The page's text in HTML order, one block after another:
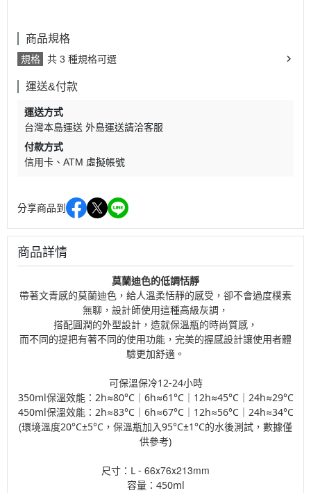
商品規格
規格 共 3 種規格可選
運送&付款
運送方式
台灣本島運送 外島運送請洽客服
付款方式
信用卡
ATM 虛擬帳號
分享商品到
商品詳情
莫蘭迪色的低調恬靜
帶著文青感的莫蘭迪色，給人溫柔恬靜的感受，卻不會過度樸素
無聊，設計師使用這種高級灰調，
搭配圓潤的外型設計，造就保溫瓶的時尚質感，
而不同的提把有著不同的使用功能，完美的握感設計讓使用者體
驗更加舒適。
可保溫保冷12-24小時
350ml保溫效能：2h≈80°C｜6h≈61°C｜12h≈45°C｜24h≈29°C
450ml保溫效能：2h≈83°C｜6h≈67°C｜12h≈56°C｜24h≈34°C
(環境溫度20°C±5°C，保溫瓶加入95°C±1°C的水後測試，數據僅
供參考)
尺寸：L - 66x76x213mm
容量：450ml